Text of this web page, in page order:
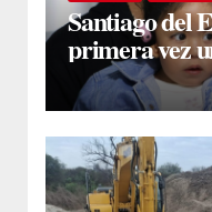
Santiago del
primera vez
auditiva con
ósea